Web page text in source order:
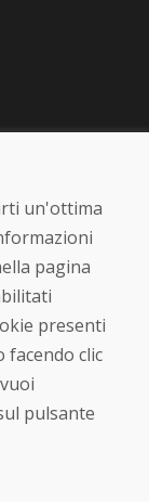
un'ottima
pagina
presenti
clic
pulsante